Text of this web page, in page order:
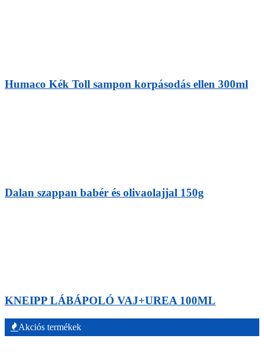
Humaco Kék Toll sampon korpásodás ellen 300ml
Dalan szappan babér és olivaolajjal 150g
KNEIPP LÁBÁPOLÓ VAJ+UREA 100ML
Akciós termékek